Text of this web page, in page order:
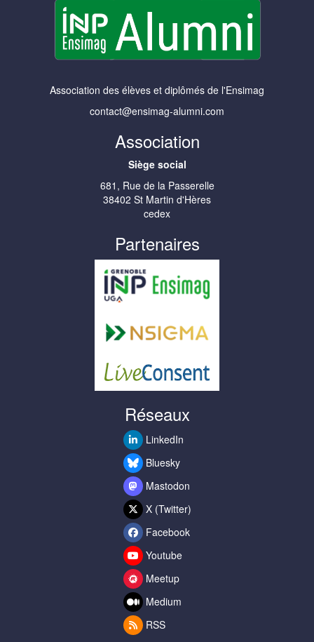
Association des élèves et diplômés de l'Ensimag
contact@ensimag-alumni.com
Association
Siège social
681, Rue de la Passerelle
38402 St Martin d'Hères
cedex
Partenaires
Réseaux
LinkedIn
Bluesky
Mastodon
X (Twitter)
Facebook
Youtube
Meetup
Medium
RSS